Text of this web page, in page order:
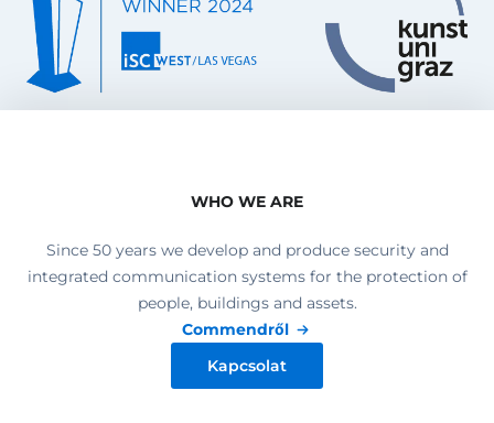
WHO WE ARE
Since 50 years we develop and produce security and
integrated communication systems for the protection of
people, buildings and assets.
Commendről
Kapcsolat